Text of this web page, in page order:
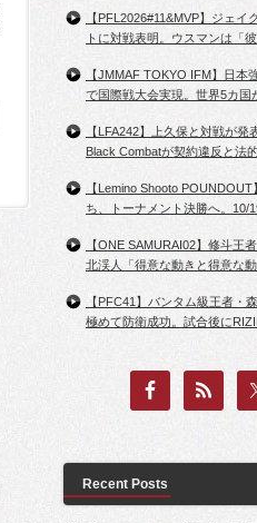
【PFL2026#11&MVP】ジェイ
トに対戦表明。ウスマンは「彼
【JMMAF TOKYO IFM】日本
で国際戦大会実現。世界5カ国
【LFA242】上久保と対戦が発
Black Combatが契約違反と法
【Lemino Shooto
ち、トーナメント決勝へ。10/
【ONE SAMURAI02】修斗王
北渓人「得意な動きと得意な
【PFC41】バンタム級王者・
極めて防衛成功。試合後に
Recent Posts